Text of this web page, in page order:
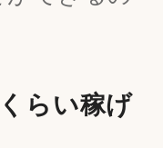
らい稼げ